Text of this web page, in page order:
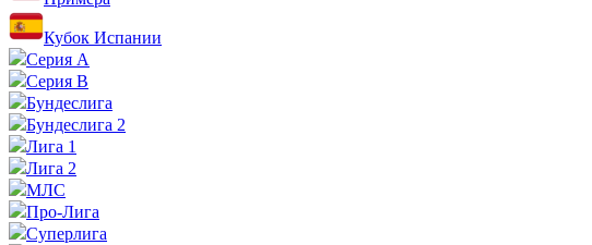
Кубок Испании
Серия А
Серия B
Бундеслига
Бундеслига 2
Лига 1
Лига 2
МЛС
Про-Лига
Суперлига